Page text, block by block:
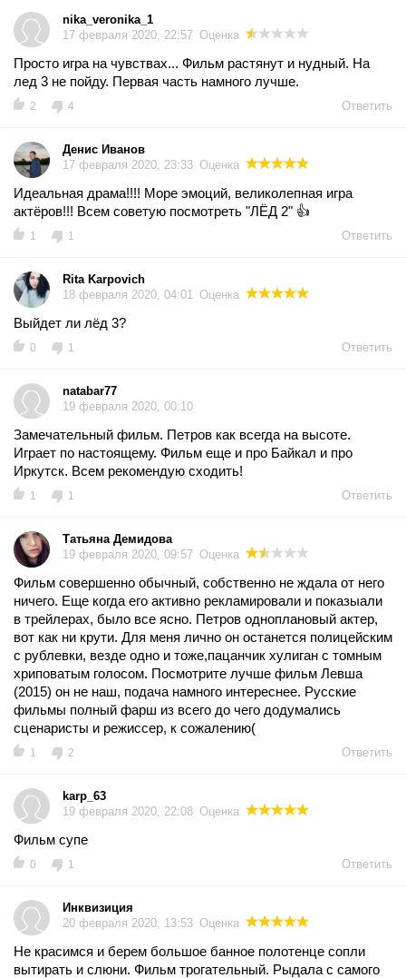
nika_veronika_1
17 февраля 2020, 22:57 Оценка
Просто игра на чувствах... Фильм растянут и нудный. На
лед 3 не пойду. Первая часть намного лучше.
2 4 Ответить
Денис Иванов
17 февраля 2020, 23:33 Оценка
Идеальная драма!!!! Море эмоций, великолепная игра
актёров!!! Всем советую посмотреть "ЛЁД 2" 👍
1 1 Ответить
Rita Karpovich
18 февраля 2020, 04:01 Оценка
Выйдет ли лёд 3?
0 1 Ответить
natabar77
19 февраля 2020, 00:10
Замечательный фильм. Петров как всегда на высоте.
Играет по настоящему. Фильм еще и про Байкал и про
Иркутск. Всем рекомендую сходить!
1 1 Ответить
Татьяна Демидова
19 февраля 2020, 09:57 Оценка
Фильм совершенно обычный, собственно не ждала от него
ничего. Еще когда его активно рекламировали и показыали
в трейлерах, было все ясно. Петров одноплановый актер,
вот как ни крути. Для меня лично он останется полицейским
с рублевки, везде одно и тоже,пацанчик хулиган с томным
хриповатым голосом. Посмотрите лучше фильм Левша
(2015) он не наш, подача намного интереснее. Русские
фильмы полный фарш из всего до чего додумались
сценаристы и режиссер, к сожалению(
1 2 Ответить
karp_63
19 февраля 2020, 22:08 Оценка
Фильм супе
0 1 Ответить
Инквизиция
20 февраля 2020, 13:53 Оценка
Не красимся и берем большое банное полотенце сопли
вытирать и слюни. Фильм трогательный. Рыдала с самого